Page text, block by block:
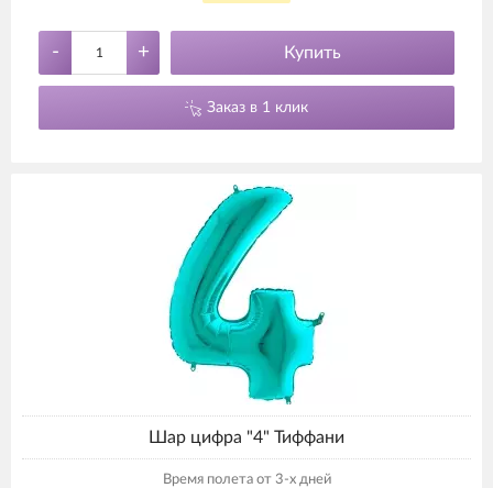
- + Купить
Заказ в 1 клик
Шар цифра "4" Тиффани
Время полета от 3-х дней